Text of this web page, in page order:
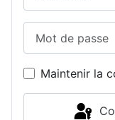
Maintenir la